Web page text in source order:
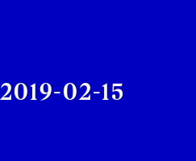
2019-02-15